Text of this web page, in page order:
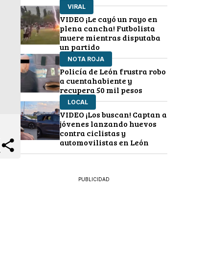
VIRAL
VIDEO ¡Le cayó un rayo en
plena cancha! Futbolista
muere mientras disputaba
un partido
NOTA ROJA
Policía de León frustra robo
a cuentahabiente y
recupera 50 mil pesos
LOCAL
VIDEO ¡Los buscan! Captan a
jóvenes lanzando huevos
contra ciclistas y
automovilistas en León
PUBLICIDAD